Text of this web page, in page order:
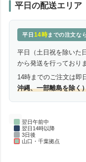
平日の配送エリア
平日 14時までの注文な
平日（土日祝を除いた
から発送を行っており
14時までのご注文は即
沖縄、一部離島を除く
翌日午前中
翌日14時以降
3日後
山口・千葉拠点